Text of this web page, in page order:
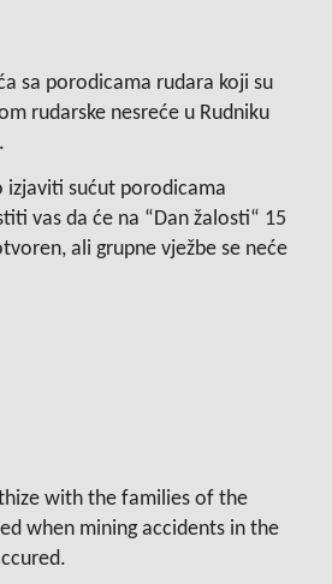
sa porodicama rudara koji su
rudarske nesreće u Rudniku
izjaviti sućut porodicama
vas da će na “Dan žalosti“ 15
ali grupne vježbe se neće
with the families of the
when mining accidents in the